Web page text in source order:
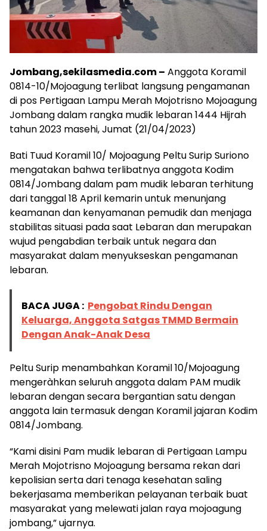
Jombang,sekilasmedia.com – Anggota Koramil
0814-10/Mojoagung terlibat langsung pengamanan
di pos Pertigaan Lampu Merah Mojotrisno Mojoagung
Jombang dalam rangka mudik lebaran 1444 Hijrah
tahun 2023 masehi, Jumat (21/04/2023)
Bati Tuud Koramil 10/ Mojoagung Peltu Surip Suriono
mengatakan bahwa terlibatnya anggota Kodim
0814/Jombang dalam pam mudik lebaran terhitung
dari tanggal 18 April kemarin untuk menunjang
keamanan dan kenyamanan pemudik dan menjaga
stabilitas situasi pada saat Lebaran dan merupakan
wujud pengabdian terbaik untuk negara dan
masyarakat dalam menyukseskan pengamanan
lebaran.
BACA JUGA : Pengobat Rindu Dengan
Keluarga, Anggota Satgas TMMD Bermain
Dengan Anak-Anak Desa
Peltu Surip menambahkan Koramil 10/Mojoagung
mengeràhkan seluruh anggota dalam PAM mudik
lebaran dengan secara bergantian satu dengan
anggota lain termasuk dengan Koramil jajaran Kodim
0814/Jombang.
“Kami disini Pam mudik lebaran di Pertigaan Lampu
Merah Mojotrisno Mojoagung bersama rekan dari
kepolisian serta dari tenaga kesehatan saling
bekerjasama memberikan pelayanan terbaik buat
masyarakat yang melewati jalan raya mojoagung
jombang,” ujarnya.